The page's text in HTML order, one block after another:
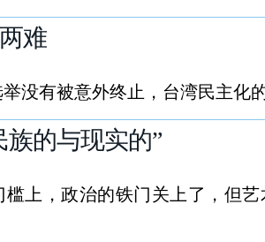
难
举没有被意外终止，台湾民主化
族的与现实的”
槛上，政治的铁门关上了，但